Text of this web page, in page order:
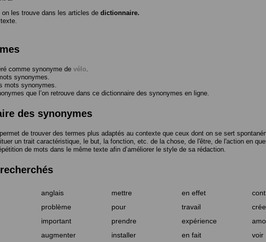
on les trouve dans les articles de dictionnaire.
comme synonyme de vélo
synonymes.
mots synonymes.
que l’on retrouve dans ce dictionnaire des synonymes en ligne.
des synonymes
permet de trouver des termes plus adaptés au contexte que ceux dont on se sert
un trait caractéristique, le but, la fonction, etc. de la chose, de l'être, de l'action en
de mots dans le même texte afin d’améliorer le style de sa rédaction.
anglais mettre en effet
problème pour travail
important prendre expérience
augmenter installer en fait voir